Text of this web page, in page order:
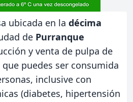
ubicada en la décima
de Purranque
y venta de pulpa de
puedes ser consumida
inclusive con
(diabetes, hipertensión